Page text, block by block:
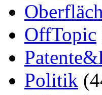
OffTopic
Politik